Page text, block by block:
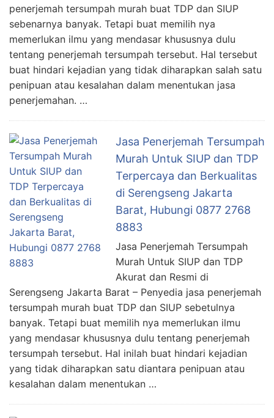
penerjemah tersumpah murah buat TDP dan SIUP
sebenarnya banyak. Tetapi buat memilih nya
memerlukan ilmu yang mendasar khususnya dulu
tentang penerjemah tersumpah tersebut. Hal tersebut
buat hindari kejadian yang tidak diharapkan salah satu
penipuan atau kesalahan dalam menentukan jasa
penerjemahan. …
Jasa Penerjemah Tersumpah
Murah Untuk SIUP dan TDP
Terpercaya dan Berkualitas
di Serengseng Jakarta
Barat, Hubungi 0877 2768
8883
Jasa Penerjemah Tersumpah
Murah Untuk SIUP dan TDP
Akurat dan Resmi di
Serengseng Jakarta Barat – Penyedia jasa penerjemah
tersumpah murah buat TDP dan SIUP sebetulnya
banyak. Tetapi buat memilih nya memerlukan ilmu
yang mendasar khususnya dulu tentang penerjemah
tersumpah tersebut. Hal inilah buat hindari kejadian
yang tidak diharapkan satu diantara penipuan atau
kesalahan dalam menentukan …